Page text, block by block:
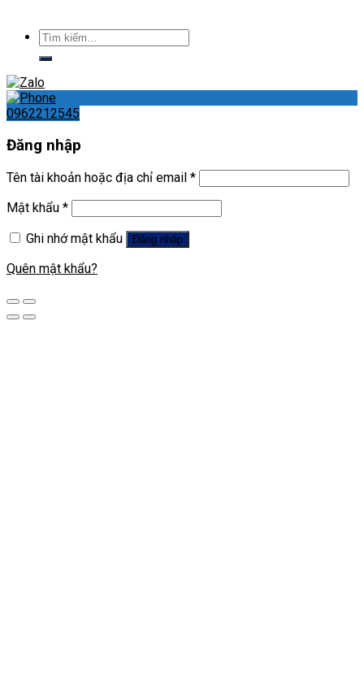
Tìm
0962212545
Đăng nhập
Tên tài khoản hoặc địa chỉ email *
Mật khẩu *
Ghi nhớ mật khẩu
Đăng nhập
Quên mật khẩu?